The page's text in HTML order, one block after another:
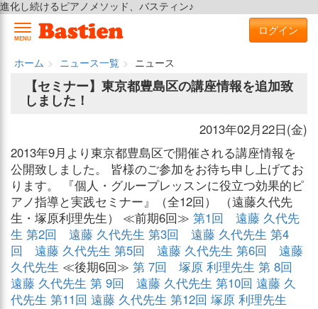
進化し続けるピアノメソッド、バスティン♪
MENU
ログイン
ホーム ニュース一覧
ニュース
【セミナー】東京都豊島区の講座情報を追加致
しました！
2013年02月22日(金)
2013年9月より東京都豊島区で開催される講座情報を
公開致しました。 皆様のご参加をお待ち申し上げてお
ります。 『個人・グループレッスンに役立つ効果的ピ
アノ指導と実践セミナー』（全12回） （遠藤久代先
生・塚原利理先生） ≪前期6回≫ 第1回 遠藤 久代先
生 第2回 遠藤 久代先生 第3回 遠藤 久代先生 第4
回 遠藤 久代先生 第5回 遠藤 久代先生 第6回 遠藤
久代先生 ≪後期6回≫ 第 7回 塚原 利理先生 第 8回
遠藤 久代先生 第 9回 遠藤 久代先生 第10回 遠藤 久
代先生 第11回 遠藤 久代先生 第12回 塚原 利理先生